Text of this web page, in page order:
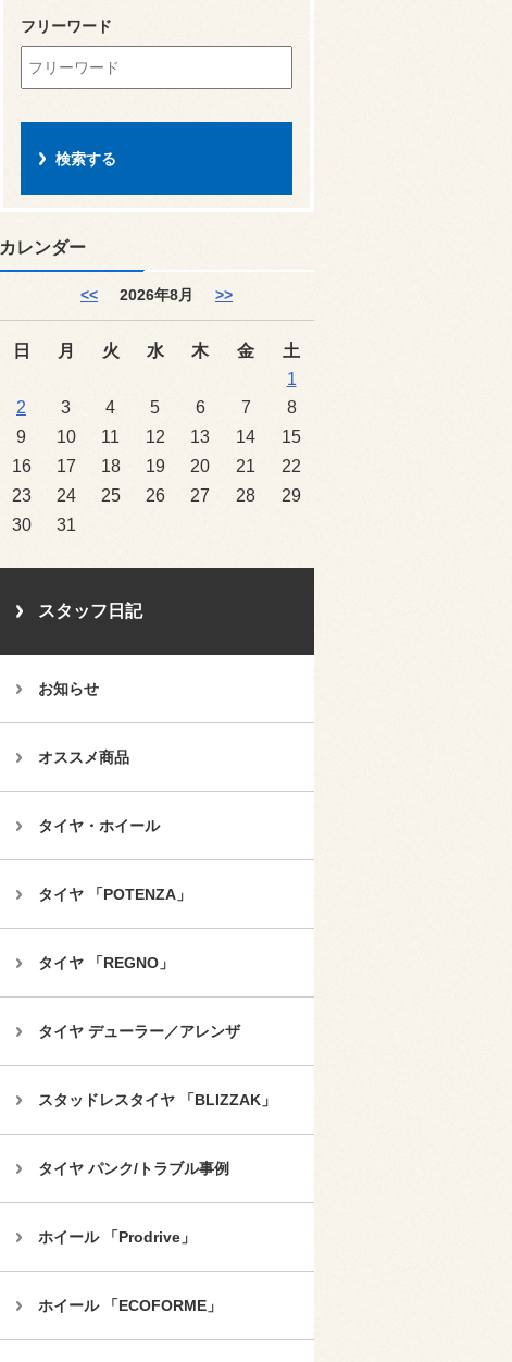
フリーワード
カレンダー
<< 2026年8月 >>
日 月 火 水 木 金
土
1
2
3 4 5 6 7
8
9
10 11 12 13 14
15
16
17 18 19 20 21
22
23
24 25 26 27 28
29
30
31
スタッフ日記
お知らせ
オススメ商品
タイヤ・ホイール
タイヤ 「POTENZA」
タイヤ 「REGNO」
タイヤ デューラー／アレンザ
スタッドレスタイヤ 「BLIZZAK」
タイヤ パンク/トラブル事例
ホイール 「Prodrive」
ホイール 「ECOFORME」